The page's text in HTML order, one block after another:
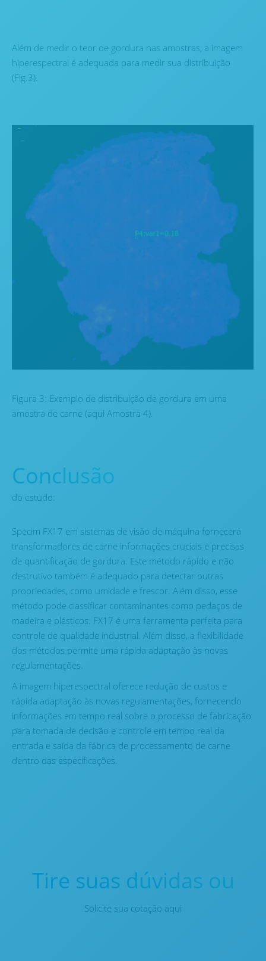
Além de medir o teor de gordura nas amostras, a imagem
hiperespectral é adequada para medir sua distribuição
(Fig.3).
Figura 3: Exemplo de distribuição de gordura em uma
amostra de carne (aqui Amostra 4).
Conclusão
do estudo:
Specim FX17 em sistemas de visão de máquina fornecerá
transformadores de carne informações cruciais e precisas
de quantificação de gordura. Este método rápido e não
destrutivo também é adequado para detectar outras
propriedades, como umidade e frescor. Além disso, esse
método pode classificar contaminantes como pedaços de
madeira e plásticos. FX17 é uma ferramenta perfeita para
controle de qualidade industrial. Além disso, a flexibilidade
dos métodos permite uma rápida adaptação às novas
regulamentações.
A imagem hiperespectral oferece redução de custos e
rápida adaptação às novas regulamentações, fornecendo
informações em tempo real sobre o processo de fabricação
para tomada de decisão e controle em tempo real da
entrada e saída da fábrica de processamento de carne
dentro das especificações.
Tire suas dúvidas ou
Solicite sua cotação aqui